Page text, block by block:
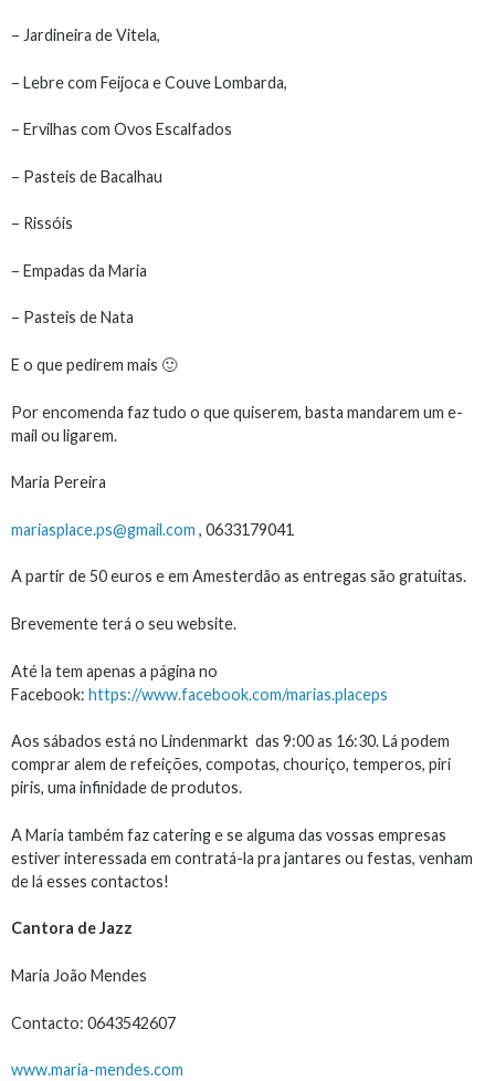
– Jardineira de Vitela,
– Lebre com Feijoca e Couve Lombarda,
– Ervilhas com Ovos Escalfados
– Pasteis de Bacalhau
– Rissóis
– Empadas da Maria
– Pasteis de Nata
E o que pedirem mais 🙂
Por encomenda faz tudo o que quiserem, basta mandarem um e-
mail ou ligarem.
Maria Pereira
mariasplace.ps@gmail.com , 0633179041
A partir de 50 euros e em Amesterdão as entregas são gratuitas.
Brevemente terá o seu website.
Até la tem apenas a página no
Facebook: https://www.facebook.com/marias.placeps
Aos sábados está no Lindenmarkt das 9:00 as 16:30. Lá podem
comprar alem de refeições, compotas, chouriço, temperos, piri
piris, uma infinidade de produtos.
A Maria também faz catering e se alguma das vossas empresas
estiver interessada em contratá-la pra jantares ou festas, venham
de lá esses contactos!
Cantora de Jazz
Maria João Mendes
Contacto: 0643542607
www.maria-mendes.com